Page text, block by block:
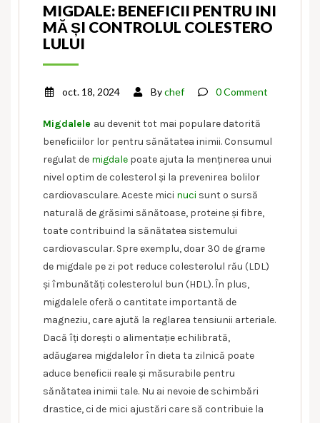
MIGDALE: BENEFICII PENTRU INI
MĂ ȘI CONTROLUL COLESTERO
LULUI
oct. 18, 2024 Bychef 0 Comment
Migdalele au devenit tot mai populare datorită
beneficiilor lor pentru sănătatea inimii. Consumul
regulat de migdale poate ajuta la menținerea unui
nivel optim de colesterol și la prevenirea bolilor
cardiovasculare. Aceste mici nuci sunt o sursă
naturală de grăsimi sănătoase, proteine și fibre,
toate contribuind la sănătatea sistemului
cardiovascular. Spre exemplu, doar 30 de grame
de migdale pe zi pot reduce colesterolul rău (LDL)
și îmbunătăți colesterolul bun (HDL). În plus,
migdalele oferă o cantitate importantă de
magneziu, care ajută la reglarea tensiunii arteriale.
Dacă îți dorești o alimentație echilibrată,
adăugarea migdalelor în dieta ta zilnică poate
aduce beneficii reale și măsurabile pentru
sănătatea inimii tale. Nu ai nevoie de schimbări
drastice, ci de mici ajustări care să contribuie la